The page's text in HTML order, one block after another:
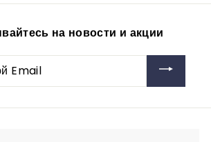
на новости и акции